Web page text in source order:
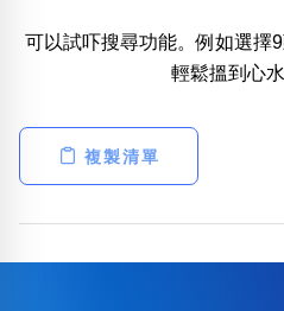
可以試吓搜尋功能。例如選擇
輕鬆搵到心水
複製清單